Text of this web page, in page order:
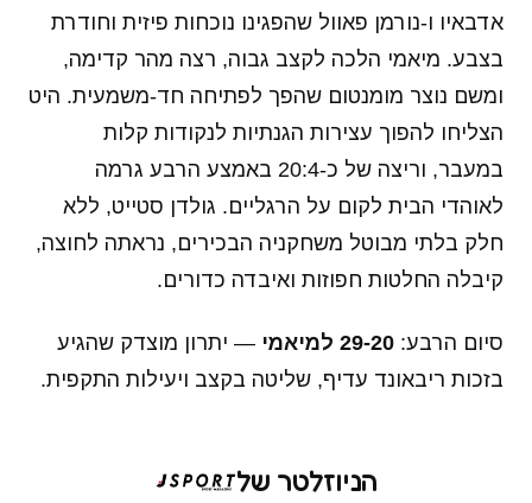
אדבאיו ו-נורמן פאוול שהפגינו נוכחות פיזית וחודרת
בצבע. מיאמי הלכה לקצב גבוה, רצה מהר קדימה,
ומשם נוצר מומנטום שהפך לפתיחה חד-משמעית. היט
הצליחו להפוך עצירות הגנתיות לנקודות קלות
במעבר, וריצה של כ-20:4 באמצע הרבע גרמה
לאוהדי הבית לקום על הרגליים. גולדן סטייט, ללא
חלק בלתי מבוטל משחקניה הבכירים, נראתה לחוצה,
קיבלה החלטות חפוזות ואיבדה כדורים.
סיום הרבע: 29-20 למיאמי
— יתרון מוצדק שהגיע
בזכות ריבאונד עדיף, שליטה בקצב ויעילות התקפית.
הניוזלטר של